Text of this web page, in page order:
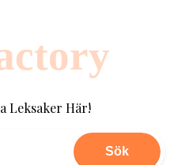
Leksaker Här!
Sök